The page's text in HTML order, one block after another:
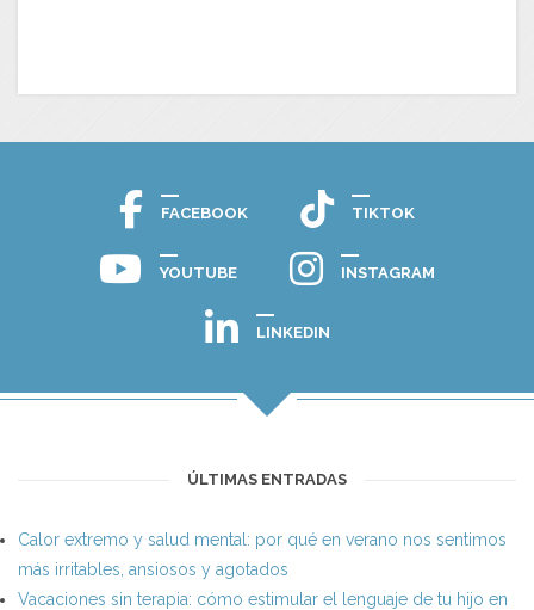
FACEBOOK TIKTOK
YOUTUBE INSTAGRAM
LINKEDIN
ÚLTIMAS ENTRADAS
Calor extremo y salud mental: por qué en verano nos sentimos
más irritables, ansiosos y agotados
Vacaciones sin terapia: cómo estimular el lenguaje de tu hijo en